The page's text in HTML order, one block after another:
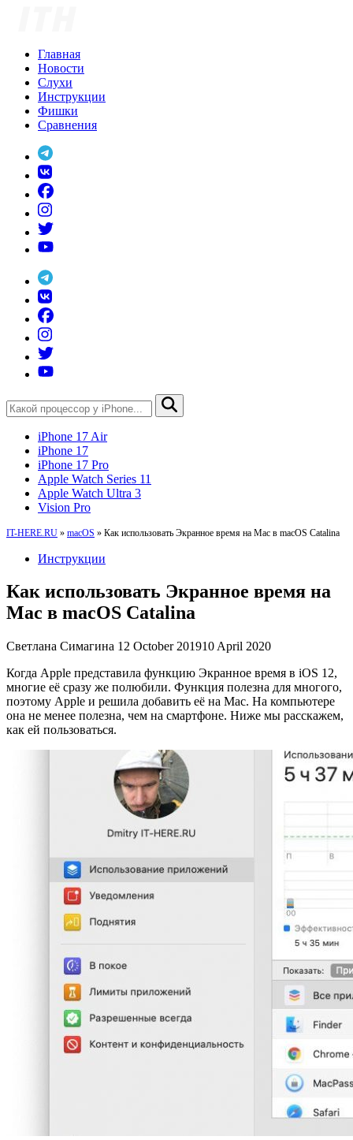
Главная
Новости
Слухи
Инструкции
Фишки
Сравнения
iPhone 17 Air
iPhone 17
iPhone 17 Pro
Apple Watch Series 11
Apple Watch Ultra 3
Vision Pro
IT-HERE.RU » macOS » Как использовать Экранное время на Mac в macOS Catalina
Инструкции
Как использовать Экранное время на
Mac в macOS Catalina
Светлана Симагина 12 October 201910 April 2020
Когда Apple представила функцию Экранное время в iOS 12,
многие её сразу же полюбили. Функция полезна для многого,
поэтому Apple и решила добавить её на Mac. На компьютере
она не менее полезна, чем на смартфоне. Ниже мы расскажем,
как ей пользоваться.